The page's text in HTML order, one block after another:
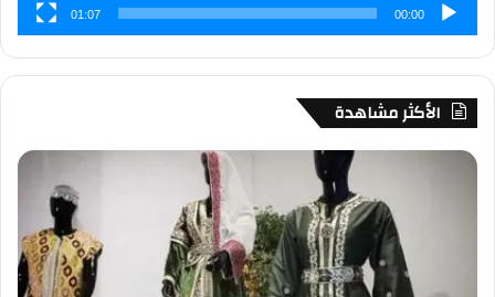
00:00
01:07
الأكثر مشاهدة